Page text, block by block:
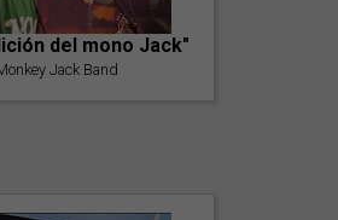
del mono Jack"
Jack Band